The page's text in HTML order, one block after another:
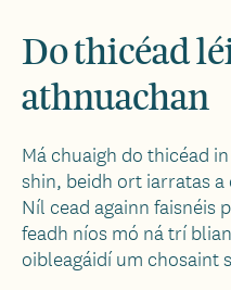
Do thicéad
athnuachan
Má chuaigh do thicéad
shin, beidh ort iarratas
Níl cead againn faisnéis
feadh níos mó ná trí
oibleagáidí um chosaint